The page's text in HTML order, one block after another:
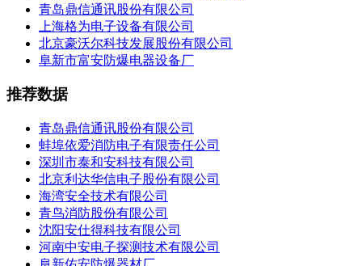
青岛鼎信通讯股份有限公司
上海格为电子设备有限公司
北京豪沃尔科技发展股份有限公司
阜新市富安防爆电器设备厂
推荐数据
青岛鼎信通讯股份有限公司
蚌埠依爱消防电子有限责任公司
深圳市泰和安科技有限公司
北京利达华信电子股份有限公司
海湾安全技术有限公司
青鸟消防股份有限公司
沈阳安仕得科技有限公司
河南中安电子探测技术有限公司